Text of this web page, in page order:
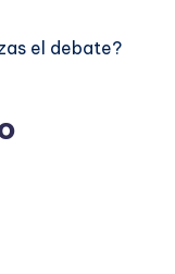
el debate?